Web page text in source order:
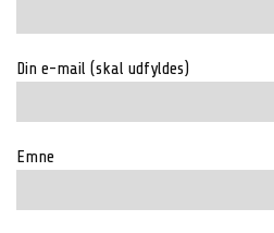
Din e-mail (skal udfyldes)
Emne